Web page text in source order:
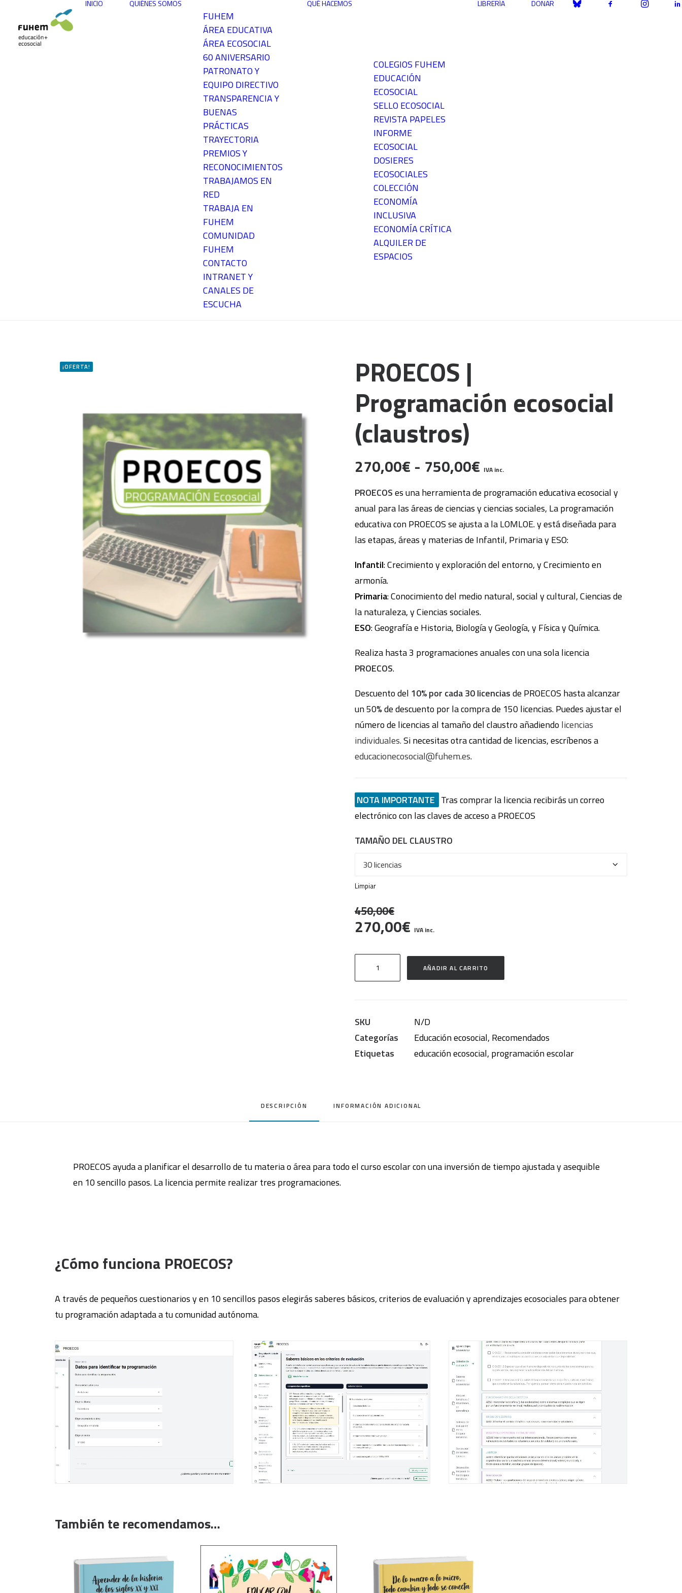
INICIO QUIÉNES SOMOS
FUHEM
ÁREA EDUCATIVA
ÁREA ECOSOCIAL
60 ANIVERSARIO
PATRONATO Y
EQUIPO DIRECTIVO
TRANSPARENCIA Y
BUENAS
PRÁCTICAS
TRAYECTORIA
PREMIOS Y
RECONOCIMIENTOS
TRABAJAMOS EN
RED
TRABAJA EN
FUHEM
COMUNIDAD
FUHEM
CONTACTO
INTRANET Y
CANALES DE
ESCUCHA
QUÉ HACEMOS
COLEGIOS FUHEM
EDUCACIÓN
ECOSOCIAL
SELLO ECOSOCIAL
REVISTA PAPELES
INFORME
ECOSOCIAL
DOSIERES
ECOSOCIALES
COLECCIÓN
ECONOMÍA
INCLUSIVA
ECONOMÍA CRÍTICA
ALQUILER DE
ESPACIOS
LIBRERÍA DONAR
¡OFERTA! PROECOS |
Programación ecosocial
(claustros)
270,00€ - 750,00€Rango
precios:
desde
270,00€
hasta
750,00€
IVA inc.
PROECOSes una herramienta de programación educativa ecosocial y
anual para las áreas de ciencias y ciencias sociales, La programación
educativa con PROECOS se ajusta a la LOMLOE. y está diseñada para
las etapas, áreas y materias de Infantil, Primaria y ESO:
Infantil: Crecimiento y exploración del entorno, y Crecimiento en
armonía.
Primaria: Conocimiento del medio natural, social y cultural, Ciencias de
la naturaleza, y Ciencias sociales.
ESO: Geografía e Historia, Biología y Geología, y Física y Química.
Realiza hasta 3 programaciones anuales con una sola licencia
PROECOS.
Descuento del 10% por cada 30 licenciasde PROECOS hasta alcanzar
un 50% de descuento por la compra de 150 licencias. Puedes ajustar el
número de licencias al tamaño del claustro añadiendo licencias
individuales.Si necesitas otra cantidad de licencias, escríbenos a
educacionecosocial@fuhem.es.
NOTA IMPORTANTE Tras comprar la licencia recibirás un correo
electrónico con las claves de acceso a PROECOS
TAMAÑO DEL CLAUSTRO
Limpiar
450,00€
El
original
era:
270,00€El
actual
es:
IVA inc.
|
(claustros)
cantidad
AÑADIR AL CARRITO
SKU
N/D
Categorías
Educación ecosocial, Recomendados
Etiquetas
educación ecosocial, programación escolar
DESCRIPCIÓN INFORMACIÓN ADICIONAL
PROECOS ayuda a planificar el desarrollo de tu materia o área para todo el curso escolar con una inversión de tiempo ajustada y asequible
en 10 sencillo pasos. La licencia permite realizar tres programaciones.
¿Cómo funciona PROECOS?
A través de pequeños cuestionarios y en 10 sencillos pasos elegirás saberes básicos, criterios de evaluación y aprendizajes ecosociales para obtener
tu programación adaptada a tu comunidad autónoma.
También te recomendamos…